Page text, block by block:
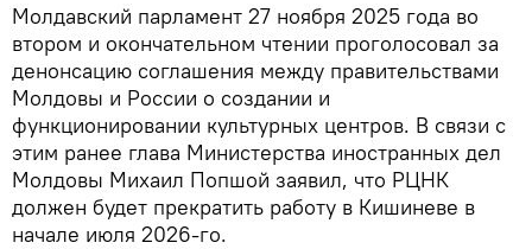
Молдавский парламент 27 ноября 2025 года во
втором и окончательном чтении проголосовал за
денонсацию соглашения между правительствами
Молдовы и России о создании и
функционировании культурных центров. В связи с
этим ранее глава Министерства иностранных дел
Молдовы Михаил Попшой заявил, что РЦНК
должен будет прекратить работу в Кишиневе в
начале июля 2026-го.